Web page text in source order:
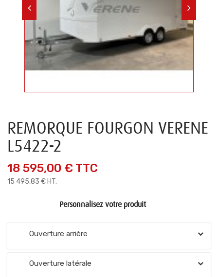
REMORQUE FOURGON VERENE
L5422-2
18 595,00 € TTC
15 495,83 € HT.
Personnalisez votre produit
Ouverture arrière
Ouverture latérale